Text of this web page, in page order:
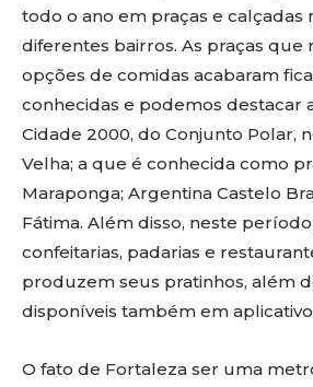
todo o ano em praças e calçadas
diferentes bairros. As praças que
opções de comidas acabaram
conhecidas e podemos destacar
Cidade 2000, do Conjunto Polar,
Velha; a que é conhecida como
Maraponga; Argentina Castelo
Fátima. Além disso, neste
confeitarias, padarias e
produzem seus pratinhos, além
disponíveis também em
O fato de Fortaleza ser uma